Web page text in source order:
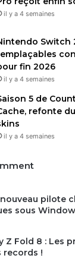
PC).
990 € en
pointe, mais
les
inédite.
80, mais les
encore
ce
qui
tout
15.
il y a 4 semaines
Switch
fin 2026
il y a 4 semaines
5 de
refonte
il y a 4 semaines
nouveau pilote
sous
Z Fold 8 : Les
records !